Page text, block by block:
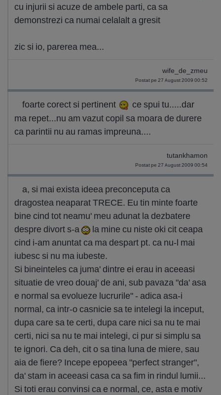
cu injurii si acuze de ambele parti, ca sa
demonstrezi ca numai celalalt a gresit
zic si io, parerea mea...
wife_de_zmeu
Postat pe 27 August 2009 00:52
foarte corect si pertinent
ce spui tu.....dar
ma repet...nu am vazut copil sa moara de durere
ca parintii nu au ramas impreuna....
tutankhamon
Postat pe 27 August 2009 00:54
a, si mai exista ideea preconceputa ca
dragostea neaparat TRECE. Eu tin minte foarte
bine cind tot neamu' meu adunat la dezbatere
despre divort s-a
la mine cu niste oki cit ceapa
cind i-am anuntat ca ma despart pt. ca nu-l mai
iubesc si nu ma iubeste.
Si bineinteles ca juma' dintre ei erau in aceeasi
situatie de vreo douaj' de ani, sub pavaza "da' asa
e normal sa evolueze lucrurile" - adica asa-i
normal, ca intr-o casnicie sa te intelegi la inceput,
dupa care sa te certi, dupa care nici sa nu te mai
certi, nici sa nu te mai intelegi, ci pur si simplu sa
te ignori. Ca deh, cit o sa tina luna de miere, sau
aia de fiere? Incepe epopeea "perfect stranger",
da' stam in aceeasi casa ca sa fim in rindul lumii...
Si toti erau convinsi ca e normal, ce, asta e motiv